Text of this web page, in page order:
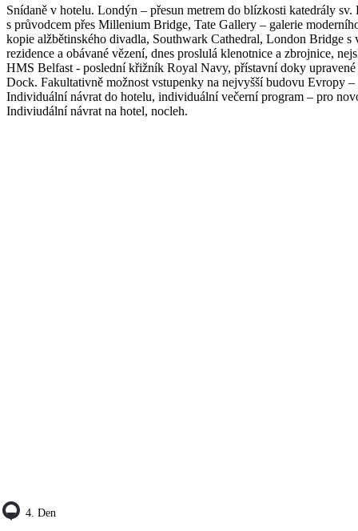
Snídaně v hotelu. Londýn – přesun metrem do blízkosti katedrály sv.
s průvodcem přes Millenium Bridge, Tate Gallery – galerie
kopie alžbětinského divadla, Southwark Cathedral, London Bridge
rezidence a obávané vězení, dnes proslulá klenotnice a zbrojnice,
HMS Belfast - poslední křižník Royal Navy, přístavní doky upravené
Dock. Fakultativně možnost vstupenky na nejvyšší budovu Evropy
Individuální návrat do hotelu, individuální večerní program – pro
Indiviudální návrat na hotel, nocleh.
4. Den